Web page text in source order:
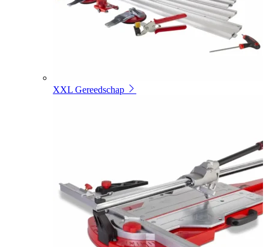
XXL Gereedschap